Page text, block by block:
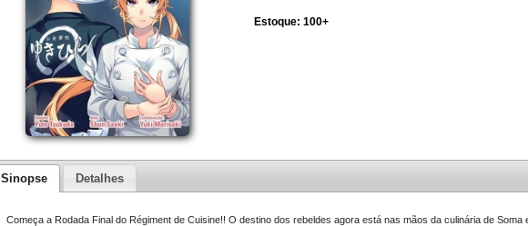
Estoque: 100+
Sinopse Detalhes
Começa a Rodada Final do Régiment de Cuisine!! O destino dos rebeldes agora está nas mãos da culinária de Soma